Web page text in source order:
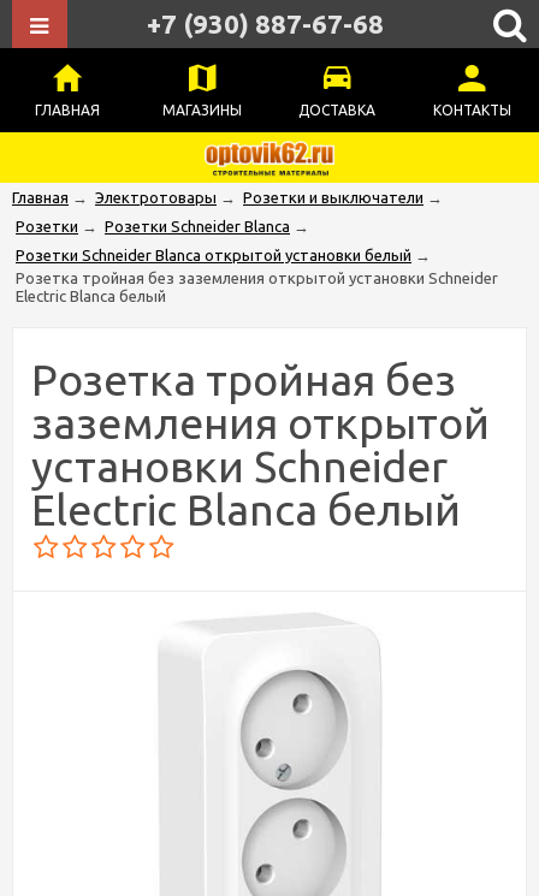
ГЛАВНАЯ МАГАЗИНЫ ДОСТАВКА КОНТАКТЫ
+7 (930) 887-67-68
Главная → Электротовары → Розетки и выключатели →
Розетки → Розетки Schneider Blanca →
Розетки Schneider Blanca открытой установки белый →
Розетка тройная без заземления открытой установки Schneider
Electric Blanca белый
Розетка тройная без
заземления открытой
установки Schneider
Electric Blanca белый